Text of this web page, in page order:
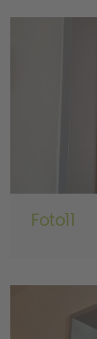
Foto11